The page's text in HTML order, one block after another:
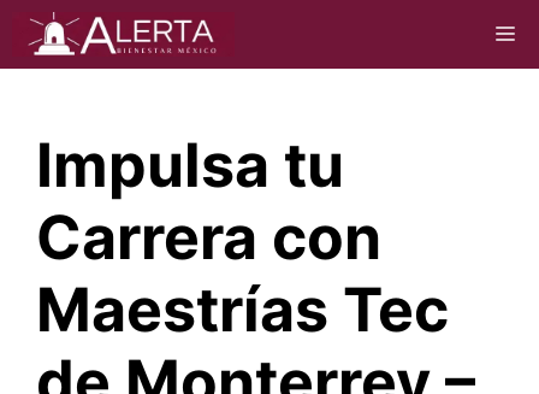
Saltar
contenido
Impulsa tu
Carrera con
Maestrías Tec